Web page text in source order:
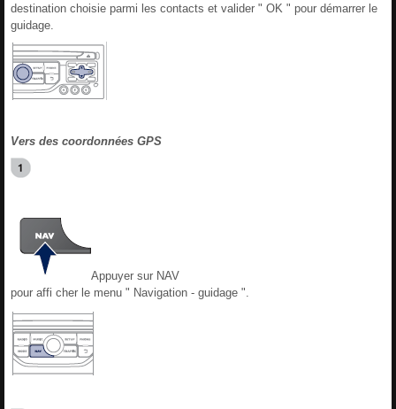
destination choisie parmi les contacts et valider " OK " pour démarrer le
guidage.
Vers des coordonnées GPS
Appuyer sur NAV
pour affi cher le menu " Navigation - guidage ".